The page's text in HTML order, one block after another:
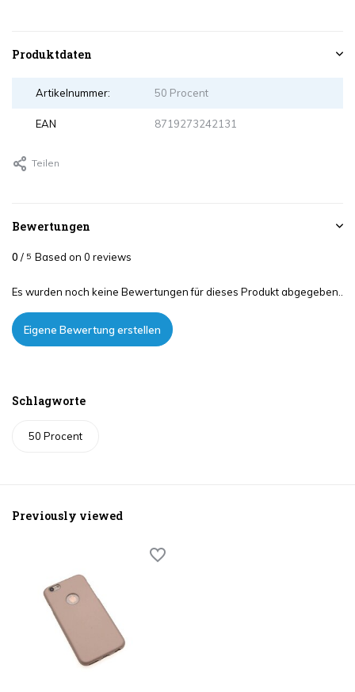
Produktdaten
Artikelnummer: 50 Procent
EAN 8719273242131
Teilen
Bewertungen
0 / 5 Based on 0 reviews
Es wurden noch keine Bewertungen für dieses Produkt abgegeben..
Eigene Bewertung erstellen
Schlagworte
50 Procent
Previously viewed